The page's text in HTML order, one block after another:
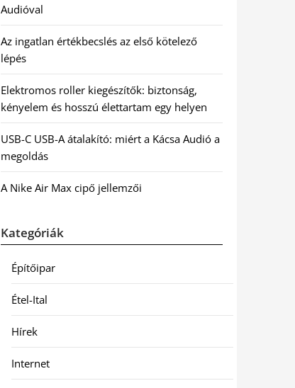
Audióval
Az ingatlan értékbecslés az első kötelező
lépés
Elektromos roller kiegészítők: biztonság,
kényelem és hosszú élettartam egy helyen
USB-C USB-A átalakító: miért a Kácsa Audió a
megoldás
A Nike Air Max cipő jellemzői
Kategóriák
Építőipar
Étel-Ital
Hírek
Internet